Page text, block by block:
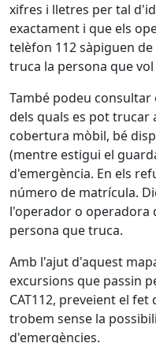
xifres i lletres per tal
exactament i que els
telèfon 112 sàpiguen
truca la persona que
També podeu
dels quals es pot trucar
cobertura mòbil, bé
(mentre estigui el
d'emergència. En els
número de matrícula.
l'operador o operadora
persona que truca.
Amb l'ajut d'aquest
excursions que passin
CAT112, preveient el
trobem sense la
d'emergències.